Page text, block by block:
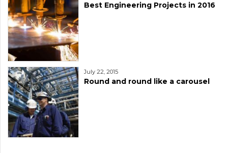
Best Engineering Projects in 2016
July 22, 2015
Round and round like a carousel